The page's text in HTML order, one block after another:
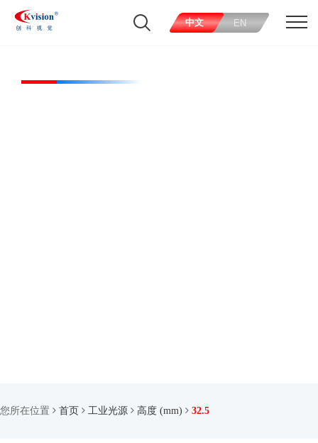
中文 EN
您所在位置 首页 工业光源 高度 (mm) 32.5